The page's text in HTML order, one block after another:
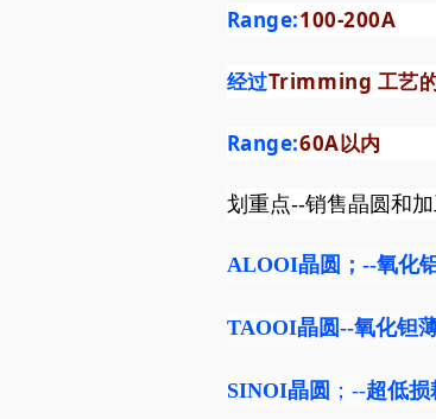
Range:100-200A
经过Trimming 工艺
Range:60A以内
划重点--销售晶圆和
ALOOI晶圆 ；--氧化
TAOOI晶圆--氧化钽
SINOI晶圆 ；--超低损